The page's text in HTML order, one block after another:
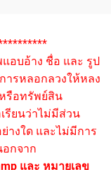
อบอ้าง ชื่อ และ รูป
ารหลอกลวงให้หลง
รือทรัพย์สิน
รียนว่าไม่มีส่วน
างใด และไม่มีการ
กจาก
และ หมายเลข